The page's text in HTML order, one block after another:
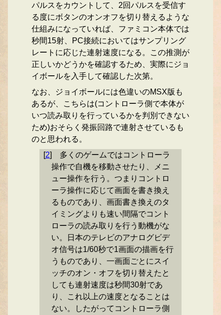
パルスをカウントして、2回パルスを受信す
る度にボタンのオンオフを切り替えるような
仕組みになっていれば、ファミコン本体では
秒間15射、PC接続においてはサンプリング
レートに応じた連射速度になる。この推測が
正しいかどうかを確認するため、実際にジョ
イボールを入手して確認した次第。
なお、ジョイボールには色違いのMSX版も
あるが、こちらは(コントローラ側で本体が
いつ読み取りを行っているかを判別できない
ため)おそらく発振回路で連射させているも
のと思われる。
[2]
多くのゲームではコントローラ
操作で自機を移動させたり、メニ
ュー操作を行う。つまりコントロ
ーラ操作に応じて画面を書き換え
るものであり、画面書き換えのタ
イミングよりも速い間隔でコント
ローラの読み取りを行う動機がな
い。日本のテレビのアナログビデ
オ信号は1/60秒で1画面の描画を行
うものであり、一画面ごとにスイ
ッチのオン・オフを切り替えたと
しても連射速度は秒間30射であ
り、これ以上の速度となることは
ない。したがってコントローラ側